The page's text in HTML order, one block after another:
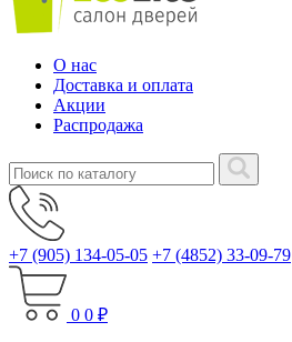
О нас
Доставка и оплата
Акции
Распродажа
+7 (905) 134-05-05 +7 (4852) 33-09-79
0 0 ₽